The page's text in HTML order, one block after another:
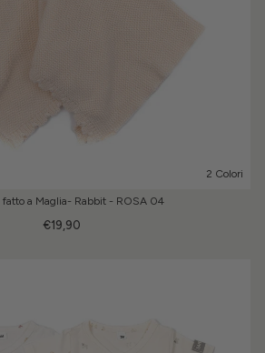
2 Colori
fatto a Maglia- Rabbit - ROSA 04
€19,90